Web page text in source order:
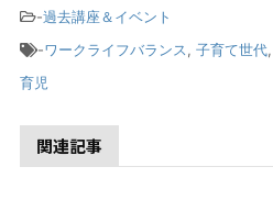
-過去講座＆イベント
-ワークライフバランス, 子育て世代,
育児
関連記事